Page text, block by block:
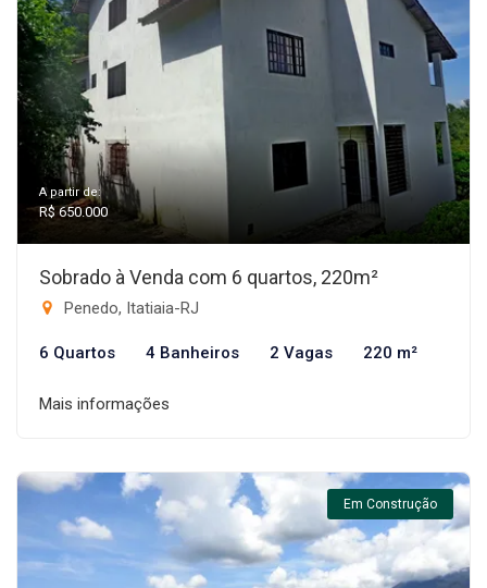
A partir de:
R$ 650.000
Sobrado à Venda com 6 quartos, 220m²
Penedo, Itatiaia-RJ
6 Quartos 4 Banheiros 2 Vagas 220 m²
Mais informações
Em Construção